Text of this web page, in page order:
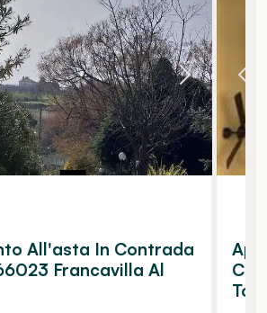
All'asta In Contrada
Francavilla Al